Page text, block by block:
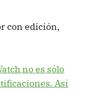
con edición,
no es sólo
Así